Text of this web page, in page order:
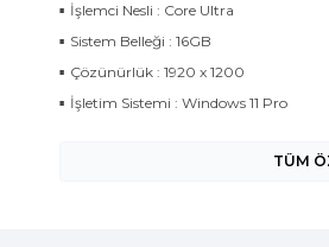
İşlemci Nesli : Core Ultra
Sistem Belleği : 16GB
Çözünürlük : 1920 x 1200
İşletim Sistemi : Windows 11 Pro
TÜM